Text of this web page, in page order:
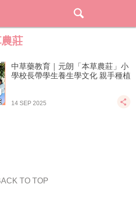
莊
中草藥教育｜元朗「本草農莊」小
學校長帶學生養生學文化 親手種植
14 SEP 2025
TO TOP